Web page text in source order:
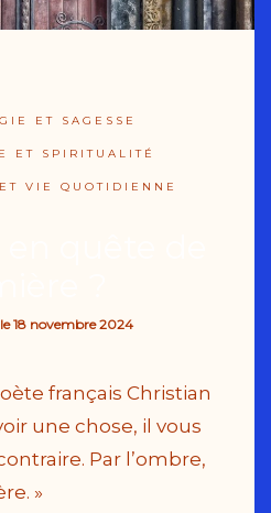
ET SAGESSE
ET SPIRITUALITÉ
VIE QUOTIDIENNE
le18 novembre 2024
français Christian
une chose, il vous
Par l’ombre,
»